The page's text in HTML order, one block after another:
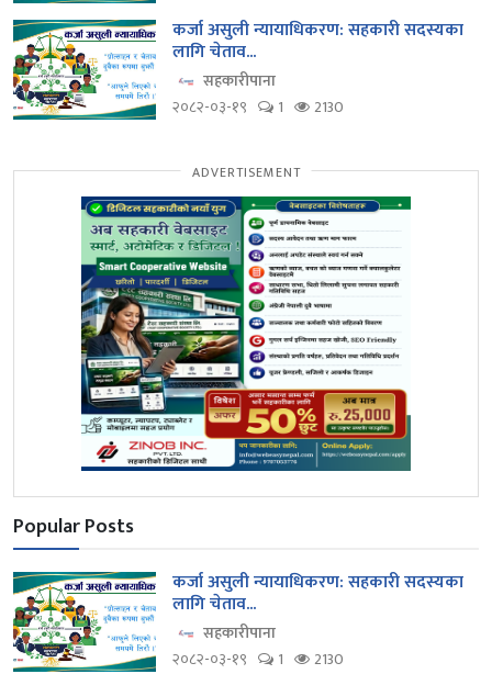
कर्जा असुली न्यायाधिकरण: सहकारी सदस्यका
लागि चेताव...
सहकारीपाना
२०८२-०३-१९
1 2130
ADVERTISEMENT
Popular Posts
कर्जा असुली न्यायाधिकरण: सहकारी सदस्यका
लागि चेताव...
सहकारीपाना
२०८२-०३-१९
1 2130